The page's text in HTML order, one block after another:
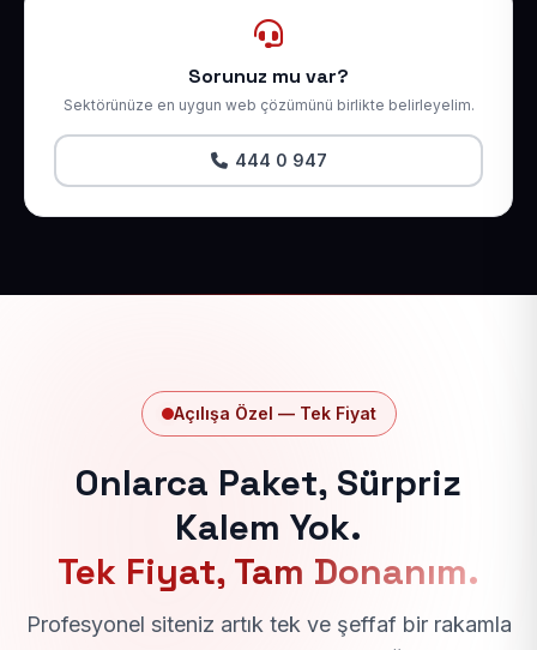
Sorunuz mu var?
Sektörünüze en uygun web çözümünü birlikte belirleyelim.
444 0 947
Açılışa Özel — Tek Fiyat
Onlarca Paket, Sürpriz
Kalem Yok.
Tek Fiyat, Tam Donanım.
Profesyonel siteniz artık tek ve şeffaf bir rakamla